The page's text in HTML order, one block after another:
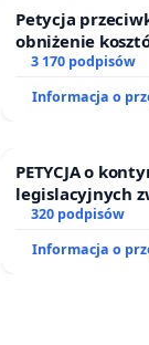
i
Petycja
obniżenie
wprowadzenie
finansowej
sędziów
3 170 podpisów
Informacja o
PETYCJA o
legislacyjnych
prawa
320 podpisów
Informacja o